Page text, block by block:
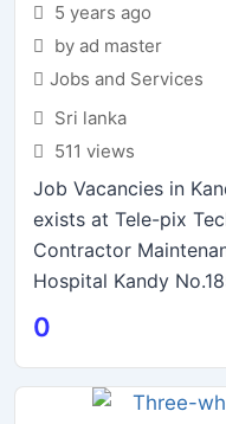
5 years ago
by ad master
Jobs and Services
Sri lanka
511 views
Job Vacancies in
exists at Tele-pix
Contractor
Hospital Kandy
0